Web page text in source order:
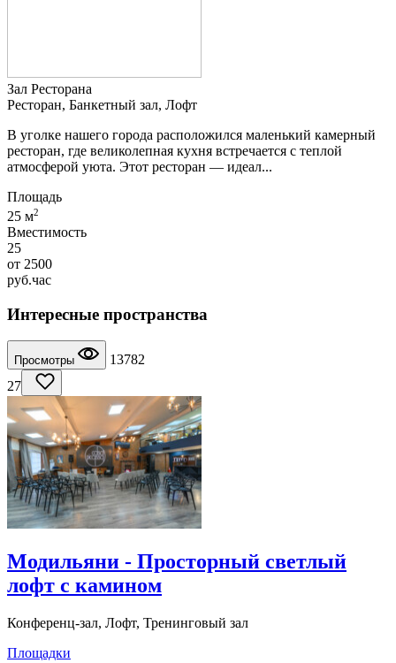
Зал Ресторана
Ресторан, Банкетный зал, Лофт
В уголке нашего города расположился маленький камерный
ресторан, где великолепная кухня встречается с теплой
атмосферой уюта. Этот ресторан — идеал...
Площадь
25 м2
Вместимость
25
от 2500
руб.час
Интересные пространства
Просмотры
13782
27
Модильяни - Просторный светлый
лофт с камином
Конференц-зал, Лофт, Тренинговый зал
Площадки